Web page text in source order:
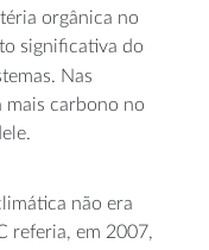
orgânica no
significativa do
Nas
mais carbono no
não era
referia, em 2007,